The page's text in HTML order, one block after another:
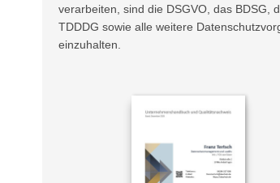
verarbeiten, sind die DSGVO, das BDSG,
TDDDG sowie alle weitere
einzuhalten.